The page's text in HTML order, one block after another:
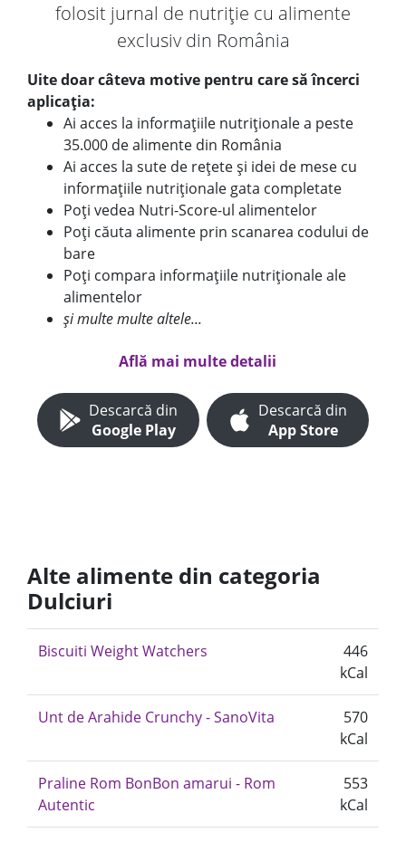
folosit jurnal de nutriție cu alimente
exclusiv din România
Uite doar câteva motive pentru care să încerci
aplicația:
Ai acces la informațiile nutriționale a peste
35.000 de alimente din România
Ai acces la sute de rețete și idei de mese cu
informațiile nutriționale gata completate
Poți vedea Nutri-Score-ul alimentelor
Poți căuta alimente prin scanarea codului de
bare
Poți compara informațiile nutriționale ale
alimentelor
și multe multe altele...
Află mai multe detalii
Descarcă din
Google Play
Descarcă din
App Store
Alte alimente din categoria
Dulciuri
Biscuiti Weight Watchers
446
kCal
Unt de Arahide Crunchy - SanoVita
570
kCal
Praline Rom BonBon amarui - Rom
Autentic
553
kCal